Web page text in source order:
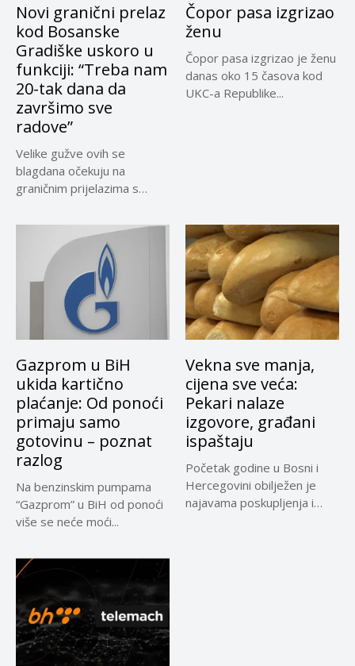
Novi granični prelaz
kod Bosanske
Gradiške uskoro u
funkciji: “Treba nam
20-tak dana da
završimo sve
radove”
Velike gužve ovih se
blagdana očekuju na
graničnim prijelazima s
Čopor pasa izgrizao
ženu
Čopor pasa izgrizao je ženu
danas oko 15 časova kod
UKC-a Republike...
Gazprom u BiH
ukida kartično
plaćanje: Od ponoći
primaju samo
gotovinu – poznat
razlog
Na benzinskim pumpama
“Gazprom” u BiH od ponoći
više se neće moći...
Vekna sve manja,
cijena sve veća:
Pekari nalaze
izgovore, građani
ispaštaju
Početak godine u Bosni i
Hercegovini obilježen je
najavama poskupljenja i